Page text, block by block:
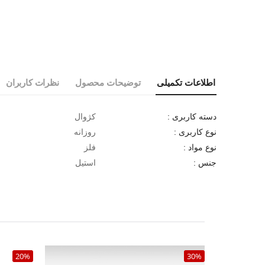
اطلاعات تکمیلی توضیحات محصول نظرات کاربران
دسته کاربری : کژوال
نوع کاربری : روزانه
نوع مواد : فلز
جنس : استیل
30%
20%